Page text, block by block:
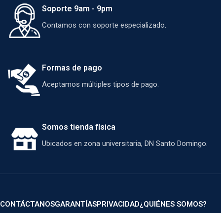
Soporte 9am - 9pm
Contamos con soporte especializado.
Formas de pago
Aceptamos múltiples tipos de pago.
Somos tienda física
Ubicados en zona universitaria, DN Santo Domingo.
CONTÁCTANOSGARANTÍASPRIVACIDAD¿QUIÉNES SOMOS?